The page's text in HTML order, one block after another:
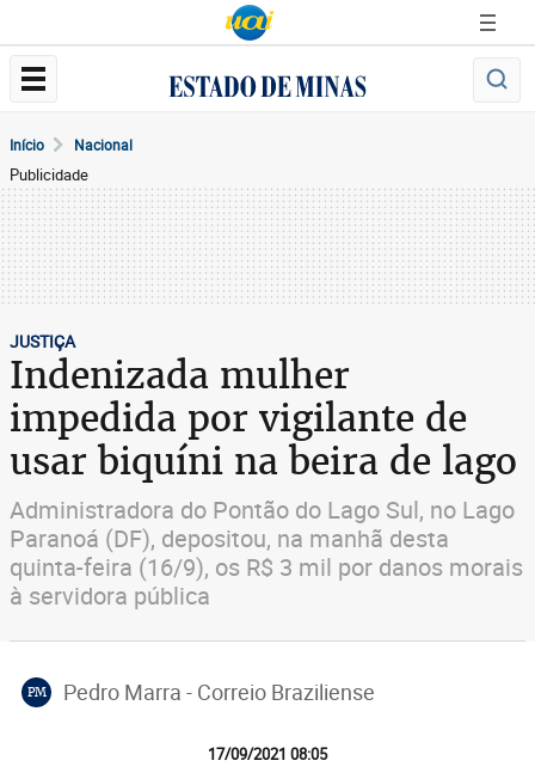
Início Nacional
Publicidade
JUSTIÇA
Indenizada mulher
impedida por vigilante de
usar biquíni na beira de lago
Administradora do Pontão do Lago Sul, no Lago
Paranoá (DF), depositou, na manhã desta
quinta-feira (16/9), os R$ 3 mil por danos morais
à servidora pública
PM Pedro Marra - Correio Braziliense
17/09/2021 08:05